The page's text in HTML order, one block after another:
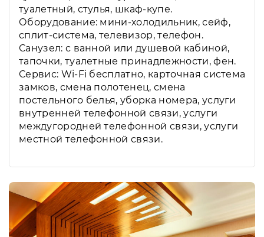
туалетный, стулья, шкаф-купе.
Оборудование: мини-холодильник, сейф,
сплит-система, телевизор, телефон.
Санузел: с ванной или душевой кабиной,
тапочки, туалетные принадлежности, фен.
Сервис: Wi-Fi бесплатно, карточная система
замков, смена полотенец, смена
постельного белья, уборка номера, услуги
внутренней телефонной связи, услуги
междугородней телефонной связи, услуги
местной телефонной связи.